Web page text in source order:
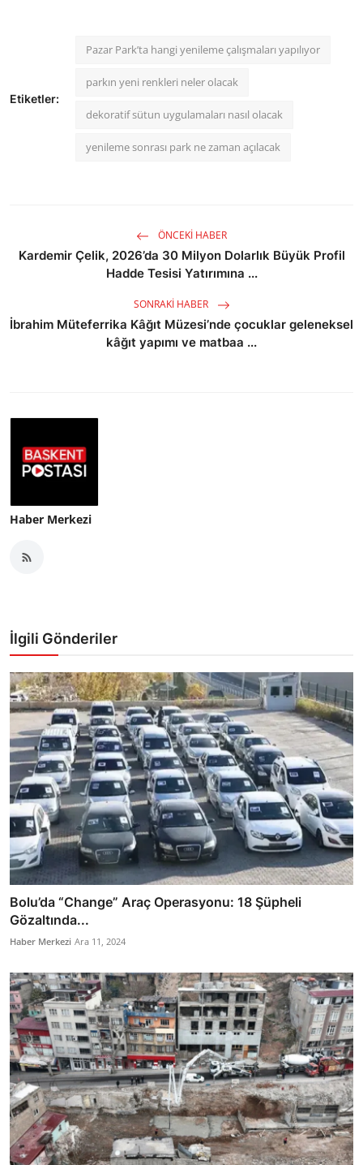
Etiketler:
Pazar Park’ta hangi yenileme çalışmaları yapılıyor
parkın yeni renkleri neler olacak
dekoratif sütun uygulamaları nasıl olacak
yenileme sonrası park ne zaman açılacak
ÖNCEKI HABER
Kardemir Çelik, 2026’da 30 Milyon Dolarlık Büyük Profil
Hadde Tesisi Yatırımına ...
SONRAKI HABER
İbrahim Müteferrika Kâğıt Müzesi’nde çocuklar geleneksel
kâğıt yapımı ve matbaa ...
Haber Merkezi
İlgili Gönderiler
Bolu’da “Change” Araç Operasyonu: 18 Şüpheli
Gözaltında...
Haber Merkezi Ara 11, 2024